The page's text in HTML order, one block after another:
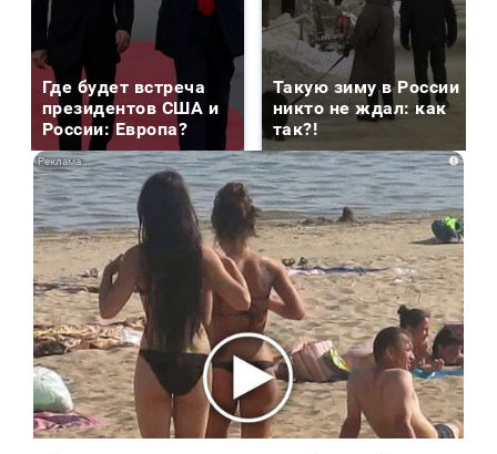
Где будет встреча
президентов США и
России: Европа?
Такую зиму в России
никто не ждал: как
так?!
i